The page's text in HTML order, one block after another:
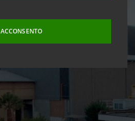
ACCONSENTO